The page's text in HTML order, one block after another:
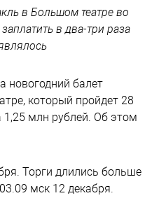
в Большом театре во
в два-три раза
новогодний балет
который пройдет 28
1,25 млн рублей. Об этом
Торги длились больше
мск 12 декабря.